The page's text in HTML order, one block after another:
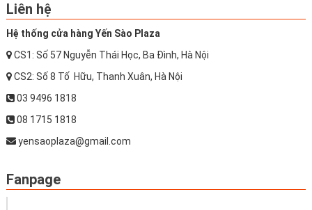
Liên hệ
Hệ thống cửa hàng Yến Sào Plaza
CS1: Số 57 Nguyễn Thái Học, Ba Đình, Hà Nội
CS2: Số 8 Tố Hữu, Thanh Xuân, Hà Nội
03 9496 1818
08 1715 1818
yensaoplaza@gmail.com
Fanpage